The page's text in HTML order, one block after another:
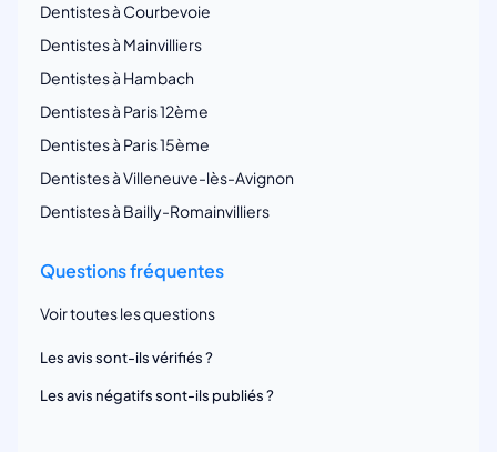
Dentistes à Courbevoie
Dentistes à Mainvilliers
Dentistes à Hambach
Dentistes à Paris 12ème
Dentistes à Paris 15ème
Dentistes à Villeneuve-lès-Avignon
Dentistes à Bailly-Romainvilliers
Questions fréquentes
Voir toutes les questions
Les avis sont-ils vérifiés ?
Les avis négatifs sont-ils publiés ?